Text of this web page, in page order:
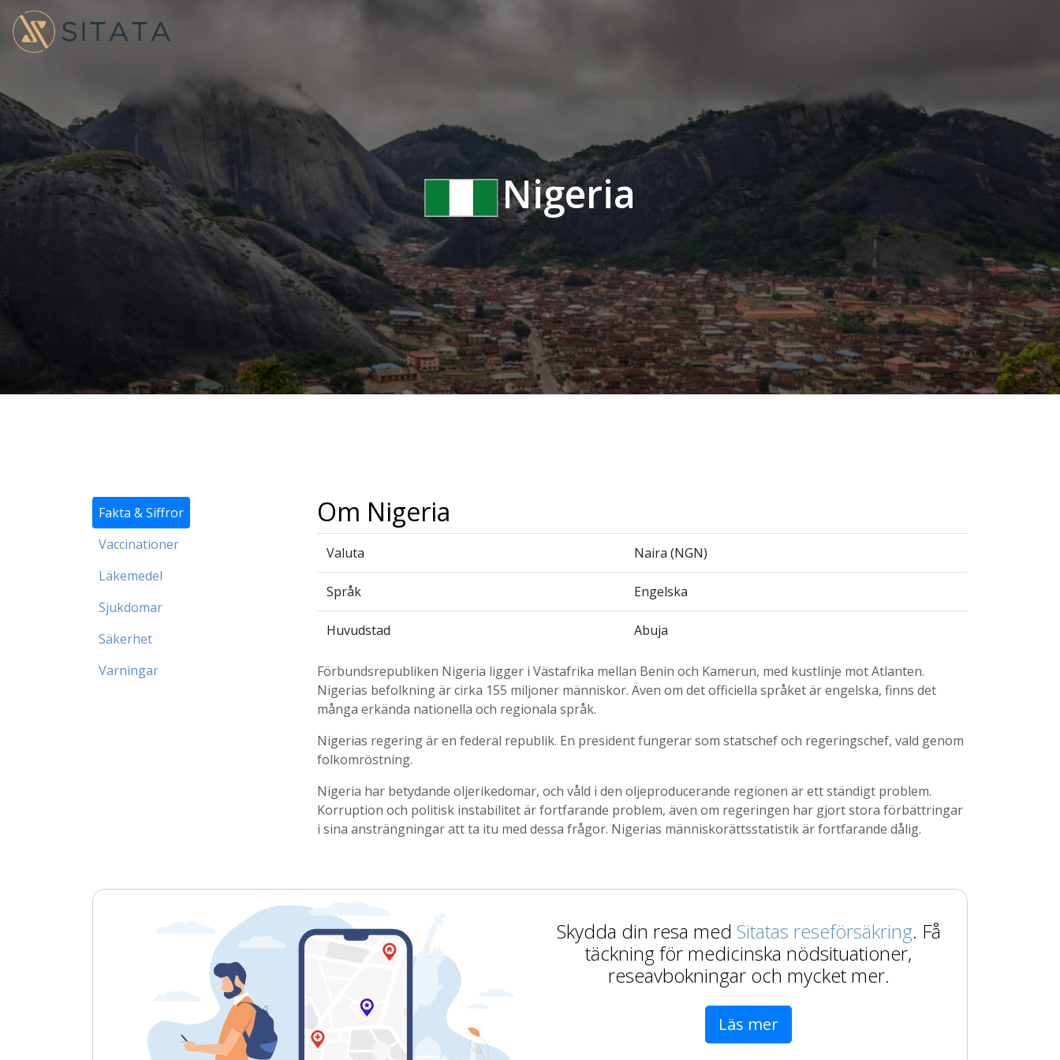
Nigeria
Fakta & Siffror
Vaccinationer
Läkemedel
Sjukdomar
Säkerhet
Varningar
Om Nigeria
Valuta Naira (NGN)
Språk Engelska
Huvudstad Abuja
Förbundsrepubliken Nigeria ligger i Västafrika mellan Benin och Kamerun, med kustlinje mot Atlanten.
Nigerias befolkning är cirka 155 miljoner människor. Även om det officiella språket är engelska, finns det
många erkända nationella och regionala språk.
Nigerias regering är en federal republik. En president fungerar som statschef och regeringschef, vald genom
folkomröstning.
Nigeria har betydande oljerikedomar, och våld i den oljeproducerande regionen är ett ständigt problem.
Korruption och politisk instabilitet är fortfarande problem, även om regeringen har gjort stora förbättringar
i sina ansträngningar att ta itu med dessa frågor. Nigerias människorättsstatistik är fortfarande dålig.
Skydda din resa med Sitatas reseförsäkring. Få
täckning för medicinska nödsituationer,
reseavbokningar och mycket mer.
Läs mer